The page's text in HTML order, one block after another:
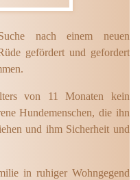
nach einem neuen
gefördert und gefordert
von 11 Monaten kein
Hundemenschen, die ihn
und ihm Sicherheit und
in ruhiger Wohngegend